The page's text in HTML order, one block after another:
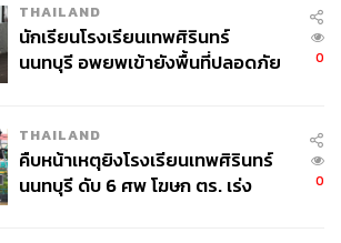
THAILAND
นักเรียนโรงเรียนเทพศิรินทร์
นนทบุรี อพยพเข้ายังพื้นที่ปลอดภัย
0
THAILAND
คืบหน้าเหตุยิงโรงเรียนเทพศิรินทร์
นนทบุรี ดับ 6 ศพ โฆษก ตร. เร่ง
0